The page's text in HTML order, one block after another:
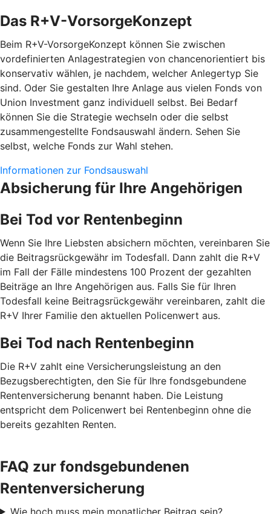
Das R+V-VorsorgeKonzept
Beim R+V-VorsorgeKonzept können Sie zwischen
vordefinierten Anlagestrategien von chancenorientiert bis
konservativ wählen, je nachdem, welcher Anlegertyp Sie
sind. Oder Sie gestalten Ihre Anlage aus vielen Fonds von
Union Investment ganz individuell selbst. Bei Bedarf
können Sie die Strategie wechseln oder die selbst
zusammengestellte Fondsauswahl ändern. Sehen Sie
selbst, welche Fonds zur Wahl stehen.
Informationen zur Fondsauswahl
Absicherung für Ihre Angehörigen
Bei Tod vor Rentenbeginn
Wenn Sie Ihre Liebsten absichern möchten, vereinbaren Sie
die Beitragsrückgewähr im Todesfall. Dann zahlt die R+V
im Fall der Fälle mindestens 100 Prozent der gezahlten
Beiträge an Ihre Angehörigen aus. Falls Sie für Ihren
Todesfall keine Beitragsrückgewähr vereinbaren, zahlt die
R+V Ihrer Familie den aktuellen Policenwert aus.
Bei Tod nach Rentenbeginn
Die R+V zahlt eine Versicherungsleistung an den
Bezugsberechtigten, den Sie für Ihre fondsgebundene
Rentenversicherung benannt haben. Die Leistung
entspricht dem Policenwert bei Rentenbeginn ohne die
bereits gezahlten Renten.
FAQ zur fondsgebundenen
Rentenversicherung
Wie hoch muss mein monatlicher Beitrag sein?